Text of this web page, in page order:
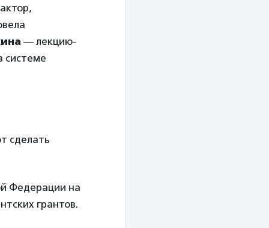
— лекцию-
системе
сделать
Федерации на
грантов.